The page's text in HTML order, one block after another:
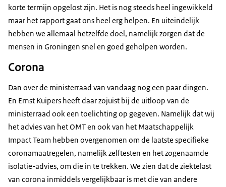
korte termijn opgelost zijn. Het is nog steeds heel ingewikkeld
maar het rapport gaat ons heel erg helpen. En uiteindelijk
hebben we allemaal hetzelfde doel, namelijk zorgen dat de
mensen in Groningen snel en goed geholpen worden.
Corona
Dan over de ministerraad van vandaag nog een paar dingen.
En Ernst Kuipers heeft daar zojuist bij de uitloop van de
ministerraad ook een toelichting op gegeven. Namelijk dat wij
het advies van het OMT en ook van het Maatschappelijk
Impact Team hebben overgenomen om de laatste specifieke
coronamaatregelen, namelijk zelftesten en het zogenaamde
isolatie-advies, om die in te trekken. We zien dat de ziektelast
van corona inmiddels vergelijkbaar is met die van andere